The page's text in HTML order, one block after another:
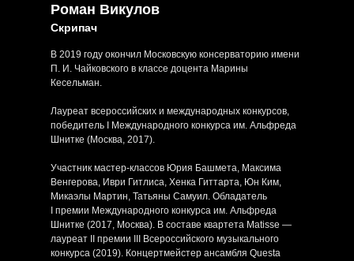
В 2019 году окончил Московскую консерваторию имени
П. И. Чайковского в классе доцента Марины
Кесельман.
Лауреат всероссийских и международных конкурсов,
победитель I Международного конкурса им. Альфреда
Шнитке (Москва, 2017).
Участник мастер-классов Юрия Башмета, Максима
Венгерова, Иври Гитлиса, Хенка Гиттарта, Юн Ким,
Микаэлы Мартин, Татьяны Самуил. Обладатель
I премии Международного конкурса им. Альфреда
Шнитке (2017, Москва). В составе квартета Matisse —
лауреат II премии III Всероссийского музыкального
конкурса (2019). Концертмейстер ансамбля Questa
Роман Викулов
Скрипач